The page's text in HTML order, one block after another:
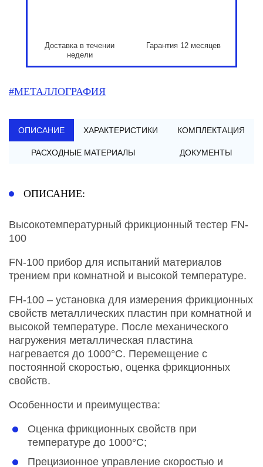
Доставка в течении
недели
Гарантия 12 месяцев
#МЕТАЛЛОГРАФИЯ
ОПИСАНИЕ ХАРАКТЕРИСТИКИ КОМПЛЕКТАЦИЯ
РАСХОДНЫЕ МАТЕРИАЛЫ ДОКУМЕНТЫ
ОПИСАНИЕ:
Высокотемпературный фрикционный тестер FN-
100
FN-100 прибор для испытаний материалов
трением при комнатной и высокой температуре.
FH-100 – установка для измерения фрикционных
свойств металлических пластин при комнатной и
высокой температуре. После механического
нагружения металлическая пластина
нагревается до 1000°С. Перемещение с
постоянной скоростью, оценка фрикционных
свойств.
Особенности и преимущества:
Оценка фрикционных свойств при
температуре до 1000°С;
Прецизионное управление скоростью и